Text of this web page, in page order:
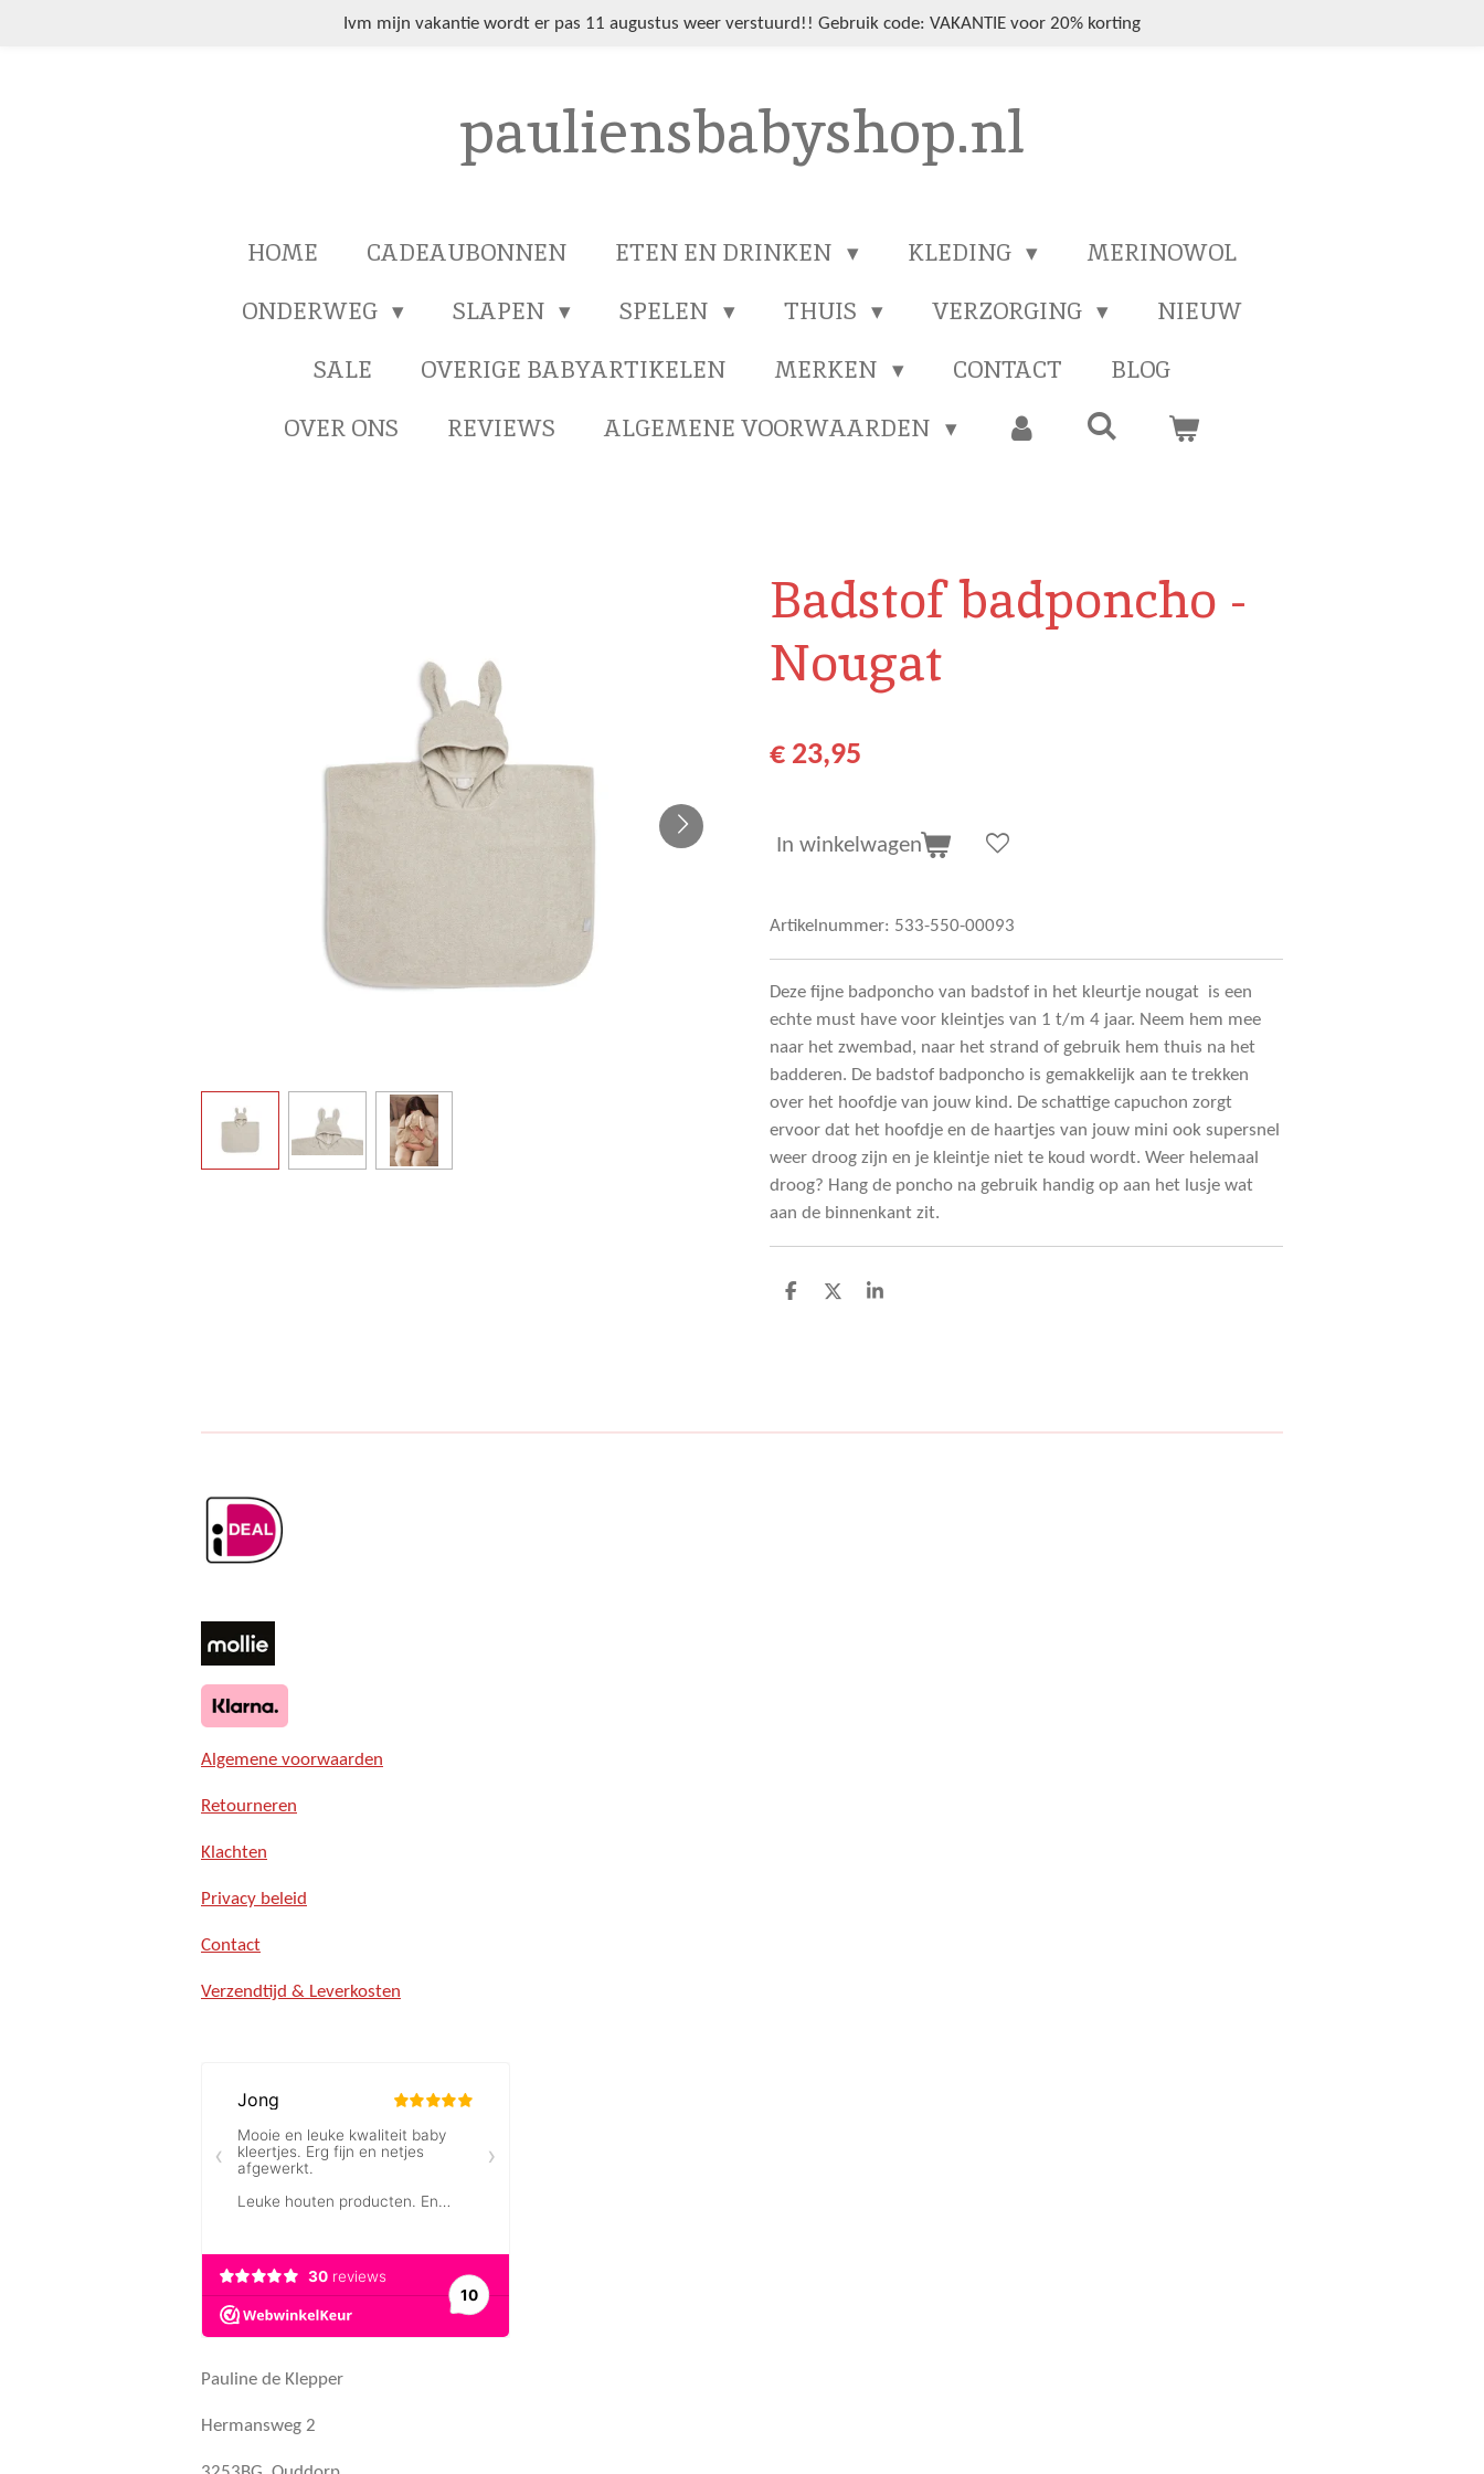
Ivm mijn vakantie wordt er pas 11 augustus weer verstuurd!! Gebruik code: VAKANTIE voor 20% korting
pauliensbabyshop.nl
HOME CADEAUBONNEN ETEN EN DRINKEN KLEDING
MERINOWOL
ONDERWEG
SLAPEN SPELEN THUIS VERZORGING
NIEUW
SALE
OVERIGE BABYARTIKELEN MERKEN CONTACT
BLOG
OVER ONS
REVIEWS ALGEMENE VOORWAARDEN
Badstof badponcho -
Nougat
€ 23,95
In winkelwagen
Artikelnummer: 533-550-00093
Deze fijne badponcho van badstof in het kleurtje nougat is een
echte must have voor kleintjes van 1 t/m 4 jaar. Neem hem mee
naar het zwembad, naar het strand of gebruik hem thuis na het
badderen. De badstof badponcho is gemakkelijk aan te trekken
over het hoofdje van jouw kind. De schattige capuchon zorgt
ervoor dat het hoofdje en de haartjes van jouw mini ook supersnel
weer droog zijn en je kleintje niet te koud wordt. Weer helemaal
droog? Hang de poncho na gebruik handig op aan het lusje wat
aan de binnenkant zit.
D
D
S
Algemene voorwaarden
Retourneren
Klachten
Privacy beleid
Contact
Verzendtijd & Leverkosten
Pauline de Klepper
Hermansweg 2